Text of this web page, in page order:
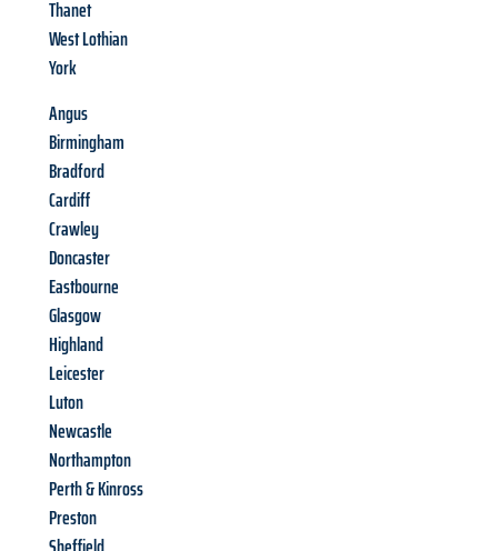
Thanet
West Lothian
York
Angus
Birmingham
Bradford
Cardiff
Crawley
Doncaster
Eastbourne
Glasgow
Highland
Leicester
Luton
Newcastle
Northampton
Perth & Kinross
Preston